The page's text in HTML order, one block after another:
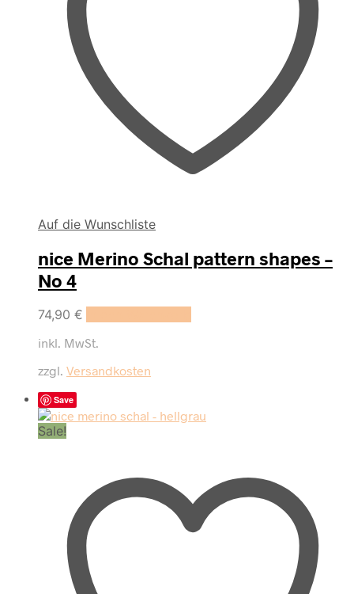
Auf die Wunschliste
nice Merino Schal pattern shapes –
No 4
74,90 €
inkl. MwSt.
zzgl. Versandkosten
Save
Sale!